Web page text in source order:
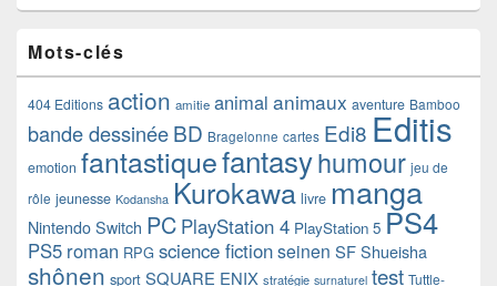
Mots-clés
404 Editions action amitie animal animaux aventure Bamboo
bande dessinéeBD Bragelonne cartes Edi8 Editis
emotion fantastiquefantasyhumour jeu de
rôle jeunesse Kodansha Kurokawa livre manga
Nintendo Switch PC PlayStation 4 PlayStation 5 PS4
PS5 roman RPG science fictionseinen SF Shueisha
shônen sport SQUARE ENIX stratégie surnaturel test Tuttle-